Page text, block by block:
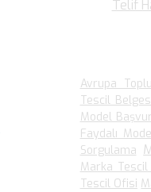
Telif
Avrupa
Tescil
Model
Faydalı
Sorgulama
Marka
Tescil Ofisi